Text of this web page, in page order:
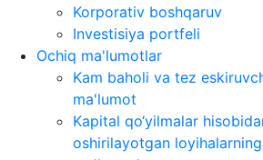
Korporativ boshqaruv
Investisiya portfeli
Ochiq ma'lumotlar
Kam baholi va tez
ma'lumot
Kapital qo‘yilmalar
oshirilayotgan loyihalarning